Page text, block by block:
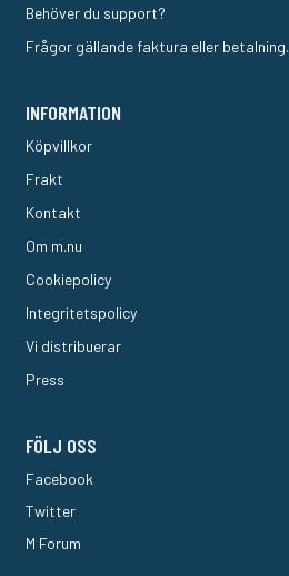
Behöver du support?
Frågor gällande faktura eller betalning.
INFORMATION
Köpvillkor
Frakt
Kontakt
Om m.nu
Cookiepolicy
Integritetspolicy
Vi distribuerar
Press
FÖLJ OSS
Facebook
Twitter
M Forum